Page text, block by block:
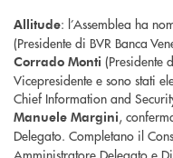
Allitude: l’Assemblea ha
(Presidente di BVR Banca
Corrado Monti (Presidente
Vicepresidente e sono stati
Chief Information and
Manuele Margini,
Delegato. Completano il